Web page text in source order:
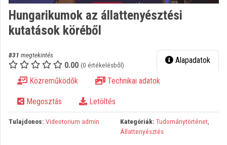
Kategóriák
Intézményi listák
Hungarikumok az állattenyésztési
kutatások köréből
831 megtekintés
0.00 (0 értékelésből) Alapadatok
Közreműködők Technikai adatok
Megosztás Letöltés
Tulajdonos: Videotorium admin Kategóriák: Tudománytörténet,
Állattenyésztés